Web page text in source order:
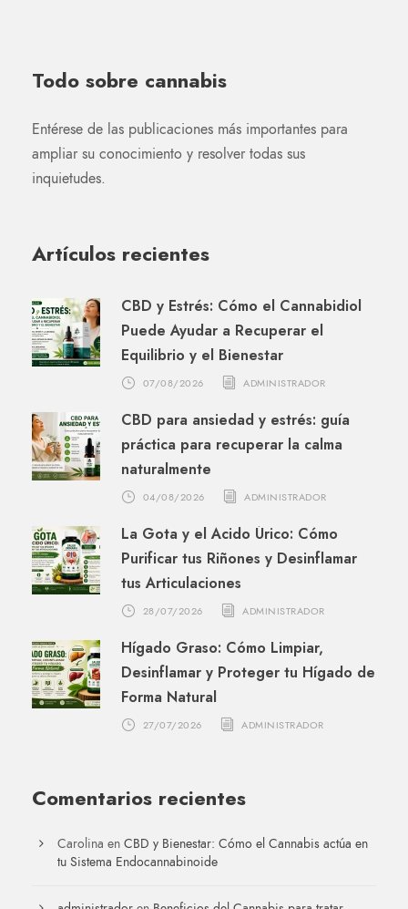
Todo sobre cannabis
Entérese de las publicaciones más importantes para
ampliar su conocimiento y resolver todas sus
inquietudes.
Artículos recientes
CBD y Estrés: Cómo el Cannabidiol
Puede Ayudar a Recuperar el
Equilibrio y el Bienestar
07/08/2026 ADMINISTRADOR
CBD para ansiedad y estrés: guía
práctica para recuperar la calma
naturalmente
04/08/2026 ADMINISTRADOR
La Gota y el Ácido Úrico: Cómo
Purificar tus Riñones y Desinflamar
tus Articulaciones
28/07/2026 ADMINISTRADOR
Hígado Graso: Cómo Limpiar,
Desinflamar y Proteger tu Hígado de
Forma Natural
27/07/2026 ADMINISTRADOR
Comentarios recientes
Carolina en CBD y Bienestar: Cómo el Cannabis actúa en
tu Sistema Endocannabinoide